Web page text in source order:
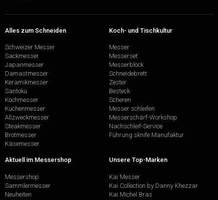
Alles zum Schneiden
Schweizer Messer
Sackmesser
Japanmesser
Damastmesser
Keramikmesser
Santoku
Kochmesser
Küchenmesser
Allzweckmesser
Steakmesser
Brotmesser
Käsemesser
Koch- und Tischkultur
Messer
Messerset
Messerblock
Schneidebrett
Zester
Besteck
Scheren
Messer schleifen
Messerschärf-Workshop
Nachschleif-Service
Führung sknife Manufaktur
Aktuell im Messershop
Messershop
Sammlermesser
Neuheiten
Unsere Top-Marken
Kai Messer
Kai Collection by Danny Khezzar
Kai Michel Bras